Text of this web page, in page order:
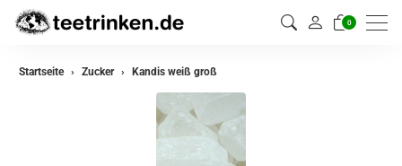
0
Startseite Zucker Kandis weiß groß